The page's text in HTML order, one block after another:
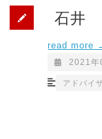
石井
read more
2021年
アドバイ